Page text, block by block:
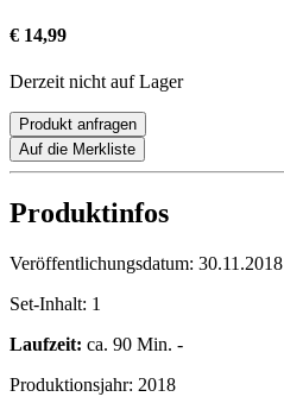
€ 14,99
Derzeit nicht auf Lager
Produkt anfragen
Auf die Merkliste
Produktinfos
Veröffentlichungsdatum: 30.11.2018
Set-Inhalt: 1
Laufzeit: ca. 90 Min. -
Produktionsjahr: 2018